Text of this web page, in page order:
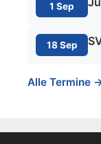
1 Sep
18 Sep
Alle Termine